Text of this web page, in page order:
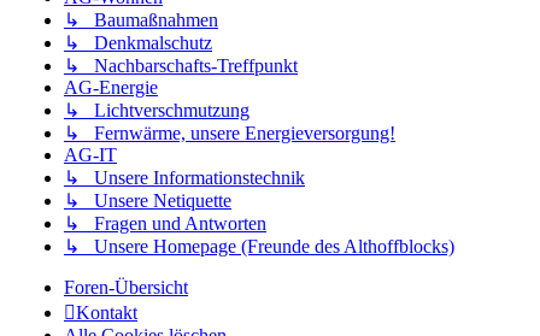
↳ Baumaßnahmen
↳ Denkmalschutz
↳ Nachbarschafts-Treffpunkt
AG-Energie
↳ Lichtverschmutzung
↳ Fernwärme, unsere Energieversorgung!
AG-IT
↳ Unsere Informationstechnik
↳ Unsere Netiquette
↳ Fragen und Antworten
↳ Unsere Homepage (Freunde des Althoffblocks)
Foren-Übersicht
Kontakt